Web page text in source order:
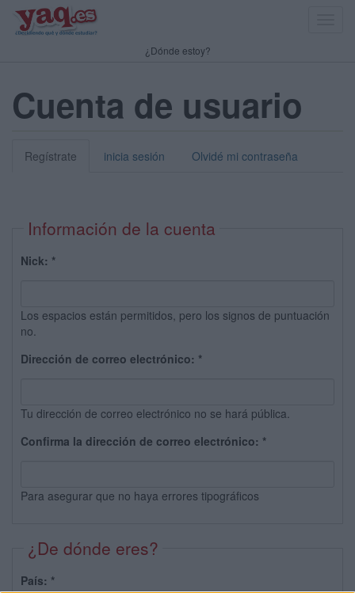
¿Dónde estoy?
Cuenta de usuario
Regístrate inicia sesión Olvidé mi contraseña
Información de la cuenta
Nick: *
Los espacios están permitidos, pero los signos de puntuación
no.
Dirección de correo electrónico: *
Tu dirección de correo electrónico no se hará pública.
Confirma la dirección de correo electrónico: *
Para asegurar que no haya errores tipográficos
¿De dónde eres?
País: *